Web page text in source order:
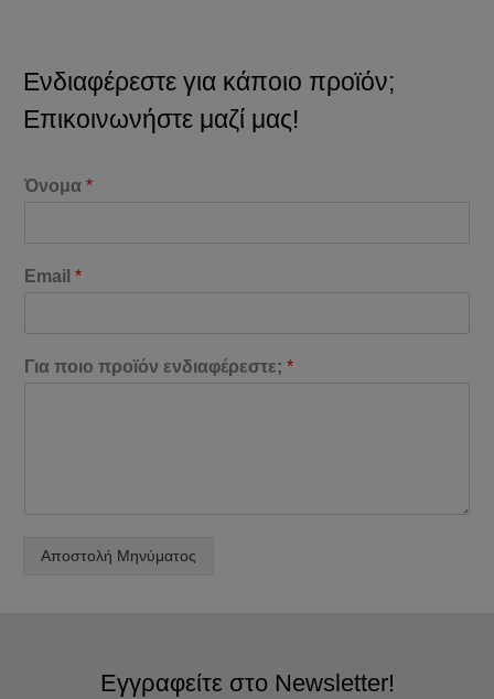
Ενδιαφέρεστε για κάποιο προϊόν;
Επικοινωνήστε μαζί μας!
Όνομα*
Email*
Για ποιο προϊόν ενδιαφέρεστε;*
Αποστολή Μηνύματος
Εγγραφείτε στο Newsletter!